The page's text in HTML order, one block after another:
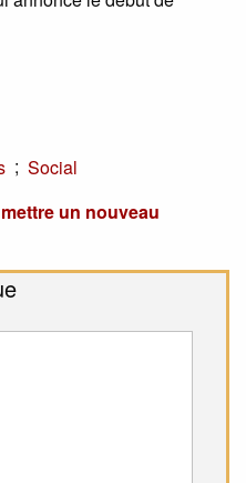
; Social
un nouveau